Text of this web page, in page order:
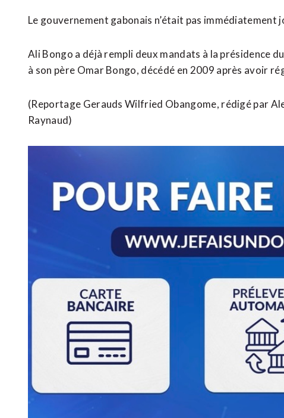
Le gouvernement gabonais n’était pas immédiatement
Ali Bongo a déjà rempli deux mandats à la présidence
à son père Omar Bongo, décédé en 2009 après avoir
(Reportage Gerauds Wilfried Obangome, rédigé par
Raynaud)